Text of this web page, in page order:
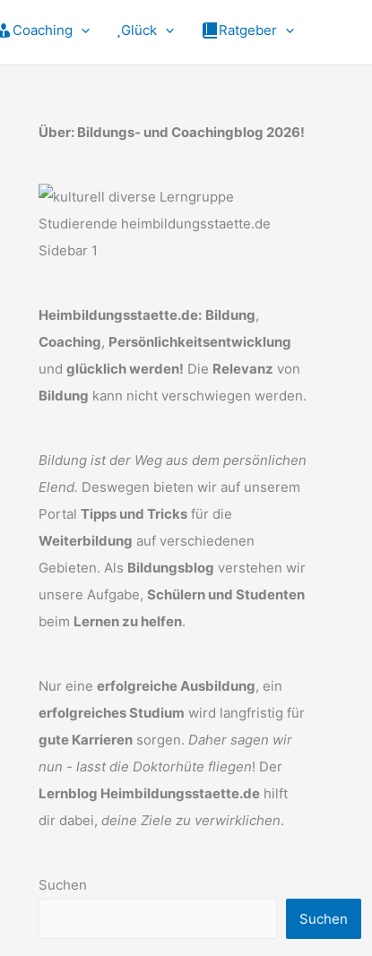
Coaching Glück Ratgeber
Über: Bildungs- und Coachingblog 2026!
Heimbildungsstaette.de: Bildung,
Coaching, Persönlichkeitsentwicklung
und glücklich werden! Die Relevanz von
Bildung kann nicht verschwiegen werden.
Bildung ist der Weg aus dem persönlichen
Elend. Deswegen bieten wir auf unserem
Portal Tipps und Tricks für die
Weiterbildung auf verschiedenen
Gebieten. Als Bildungsblog verstehen wir
unsere Aufgabe, Schülern und Studenten
beim Lernen zu helfen.
Nur eine erfolgreiche Ausbildung, ein
erfolgreiches Studium wird langfristig für
gute Karrieren sorgen. Daher sagen wir
nun - lasst die Doktorhüte fliegen! Der
Lernblog Heimbildungsstaette.de hilft
dir dabei, deine Ziele zu verwirklichen.
Suchen
Suchen